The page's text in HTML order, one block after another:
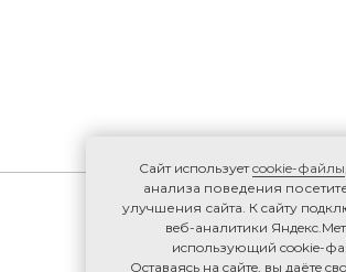
Caйт иcпoльзуeтcookie-фaйлы
анализа поведения
улучшения сайта. К caйту
вeб-aнaлитики
иcпoльзующий cookie-
Ocтaвaяcь нa caйтe, вы дaётe